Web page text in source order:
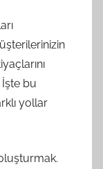
İşte bu
yollar